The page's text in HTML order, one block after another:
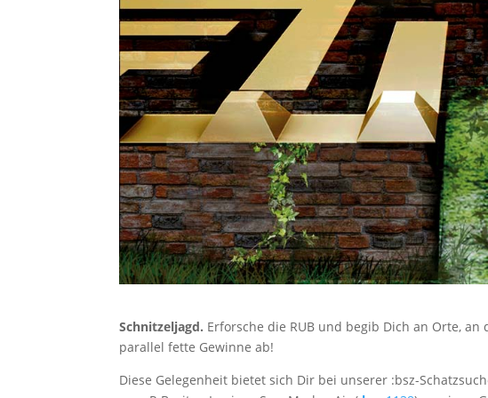
Schnitzeljagd. Erforsche die RUB und begib Dich an Orte,
parallel fette Gewinne ab!
Diese Gelegenheit bietet sich Dir bei unserer :bsz-